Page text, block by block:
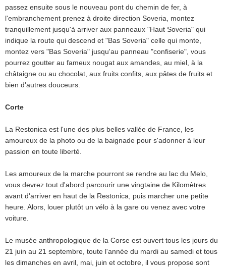
passez ensuite sous le nouveau pont du chemin de fer, à
l'embranchement prenez à droite direction Soveria, montez
tranquillement jusqu'à arriver aux panneaux "Haut Soveria" qui
indique la route qui descend et "Bas Soveria" celle qui monte,
montez vers "Bas Soveria" jusqu'au panneau "confiserie", vous
pourrez goutter au fameux nougat aux amandes, au miel, à la
châtaigne ou au chocolat, aux fruits confits, aux pâtes de fruits et
bien d'autres douceurs.
Corte
La Restonica est l'une des plus belles vallée de France, les
amoureux de la photo ou de la baignade pour s'adonner à leur
passion en toute liberté.
Les amoureux de la marche pourront se rendre au lac du Melo,
vous devrez tout d'abord parcourir une vingtaine de Kilomètres
avant d'arriver en haut de la Restonica, puis marcher une petite
heure. Alors, louer plutôt un vélo à la gare ou venez avec votre
voiture.
Le musée anthropologique de la Corse est ouvert tous les jours du
21 juin au 21 septembre, toute l'année du mardi au samedi et tous
les dimanches en avril, mai, juin et octobre, il vous propose sont